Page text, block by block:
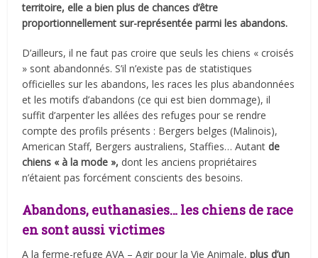
territoire, elle a bien plus de chances d’être
proportionnellement sur-représentée parmi les abandons.
D’ailleurs, il ne faut pas croire que seuls les chiens « croisés
» sont abandonnés. S’il n’existe pas de statistiques
officielles sur les abandons, les races les plus abandonnées
et les motifs d’abandons (ce qui est bien dommage), il
suffit d’arpenter les allées des refuges pour se rendre
compte des profils présents : Bergers belges (Malinois),
American Staff, Bergers australiens, Staffies… Autantde
chiens « à la mode », dont les anciens propriétaires
n’étaient pas forcément conscients des besoins.
Abandons, euthanasies… les chiens de race
en sont aussi victimes
A la ferme-refuge AVA – Agir pour la Vie Animale,plus d’un